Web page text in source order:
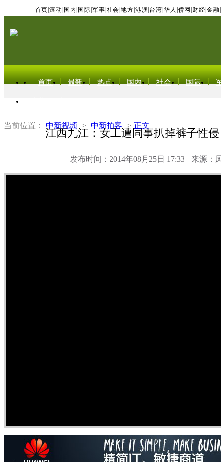
首页 滚动 国内 国际 军事 社会 地方 港澳 台湾 华人 侨网 财经 金融
首页 最新 热点 国内 社会 国际
当前位置： 中新视频 > 中新拍客 > 正文
江西九江：女工遭同事扒掉裤子性
发布时间：2014年08月25日 17:33 来源：